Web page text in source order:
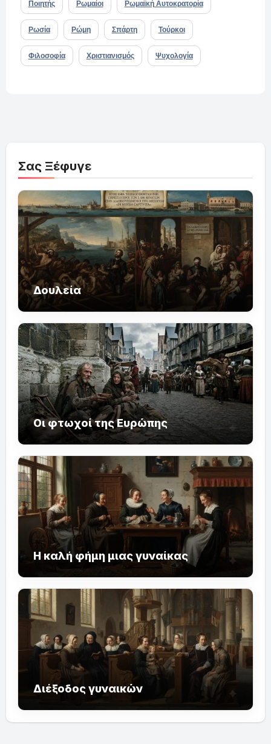
Ποιητής Ρωμαίοι Ρωμαϊκή Αυτοκρατορία
Ρωσία Ρώμη Σπάρτη Τούρκοι
Φιλοσοφία Χριστιανισμός Ψυχολογία
Σας Ξέφυγε
Δουλεία
Οι φτωχοί της Ευρώπης
Η καλή φήμη μιας γυναίκας
Διέξοδος γυναικών